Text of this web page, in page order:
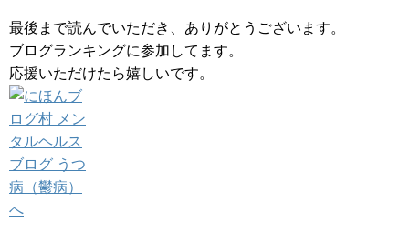
最後まで読んでいただき、ありがとうございます。
ブログランキングに参加してます。
応援いただけたら嬉しいです。